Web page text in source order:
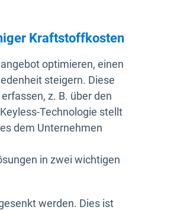
Kraftstoffkosten
optimieren, einen
steigern. Diese
z. B. über den
Technologie stellt
dem Unternehmen
in zwei wichtigen
werden. Dies ist